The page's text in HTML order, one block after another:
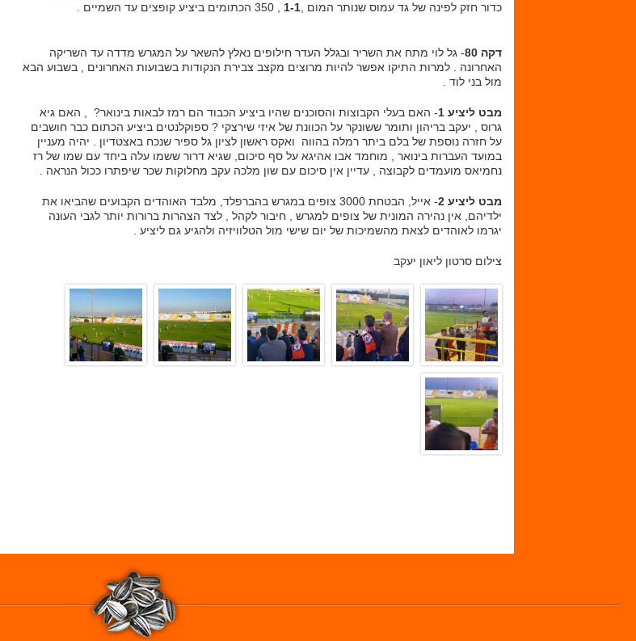
כדור חזק לפינה של גד עמוס שנותר המום , 1-1
דקה 80
- גל לוי מתח את השריר ובגלל העדר חילופים נאלץ להשאר על המגרש מדדה עד השריקה
האחרונה . למרות התיקו אפשר להיות מרוצים מקצב צבירת הנקודות בשבועות האחרונים , בשבוע הבא
מול בני לוד .
מבט ליציע 1
- האם בעלי הקבוצות והסוכנים שהיו ביציע הכבוד הם רמז לבאות בינואר? , האם גיא
גרוס , יעקב בריהון ותומר ששונקר על הכוונת של איזי שירצקי ? ספוקלנטים ביציע הכתום כבר חושבים
על חזרה נוספת של בלם ביתר רמלה בהווה ואקס ראשון לציון גל ספיר שנכח באצטדיון . יהיה מעניין
במועד העברות בינואר , מוחמד אבו אהיגא על סף סיכום, שגיא דרור ששמו עלה ביחד עם שמו של רז
נחמיאס מועמדים לקבוצה , עדיין אין סיכום עם שון מלכה עקב מחלוקות שכר שיפתרו ככול הנראה .
מבט ליציע 2
- אייל, הבטחת 3000 צופים במגרש בהברפלד, מלבד האוהדים הקבועים שהביאו את
ילדיהם, אין נהירה המונית של צופים למגרש , חיבור לקהל , לצד הצהרות ברורות יותר לגבי העונה
יגרמו לאוהדים לצאת מהשמיכות של יום שישי מול הטלוויזיה ולהגיע גם ליציע .
צילום סרטון ליאון יעקב